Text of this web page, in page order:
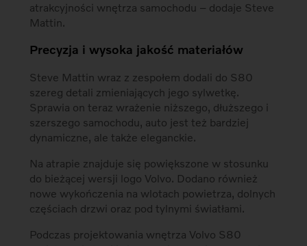
atrakcyjności wnętrza samochodu – dodaje Steve
Mattin.
Precyzja i wysoka jakość materiałów
Steve Mattin wraz z zespołem dodali do S80
szereg detali zmieniających jego sylwetkę.
Sprawia on teraz wrażenie niższego, dłuższego i
szerszego samochodu, auto jest też bardziej
dynamiczne, ale także eleganckie.
Na atrapie znajduje się powiększone w stosunku
do bieżącej wersji logo Volvo. Dodano również
nowe wykończenia na wlotach powietrza, dolnych
częściach drzwi oraz pod tylnymi światłami.
Podczas projektowania wnętrza Volvo S80